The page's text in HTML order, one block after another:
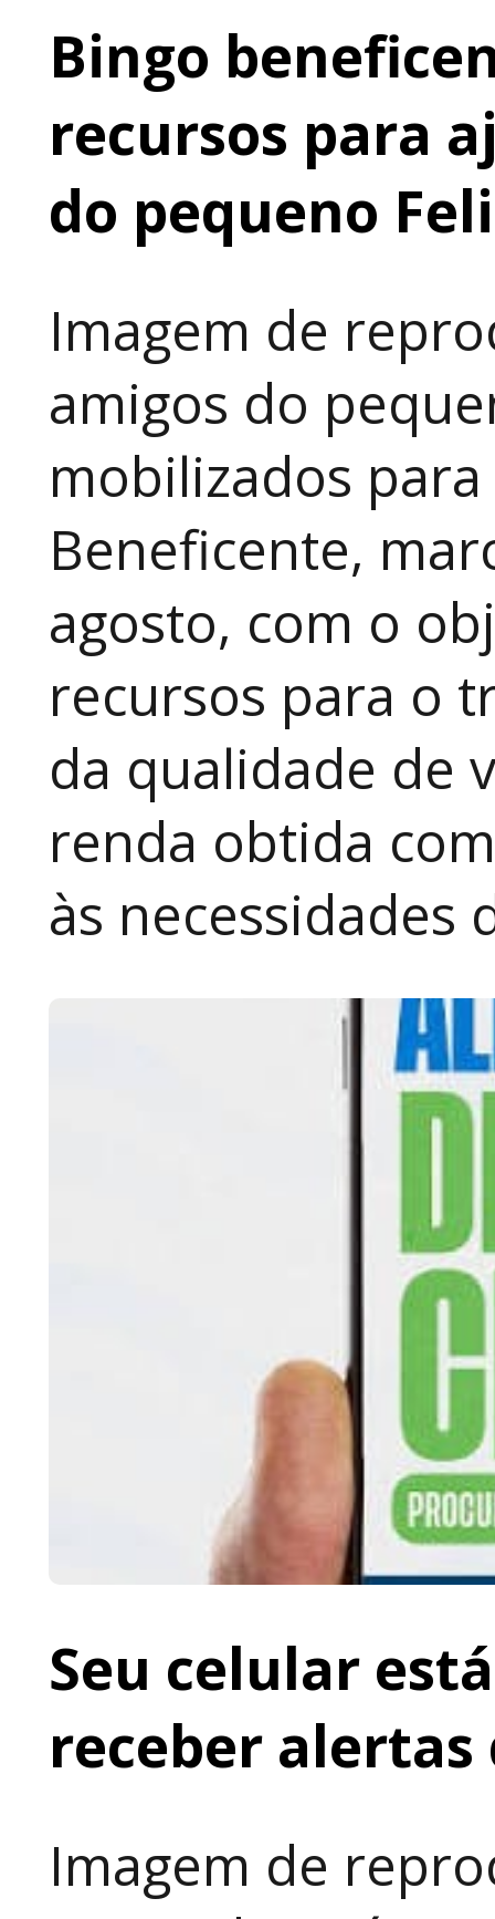
Bingo
recursos para
do pequeno
Imagem de
amigos do
mobilizados
Beneficente,
agosto, com o
recursos para o
da qualidade de
renda obtida
às necessidades
Seu celular
receber alertas
Imagem de